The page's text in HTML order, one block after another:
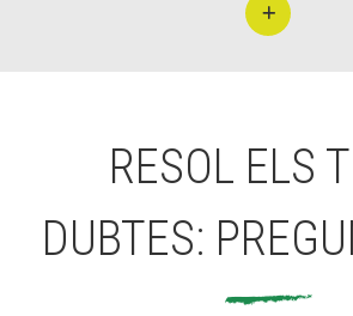
RESOL ELS
DUBTES: